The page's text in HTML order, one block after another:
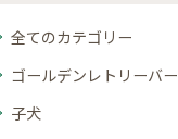
全てのカテゴリー
ゴールデンレトリーバー
子犬